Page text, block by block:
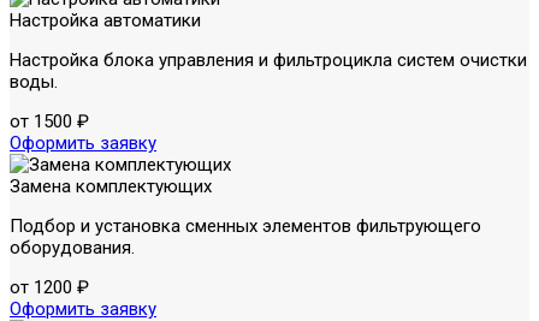
Настройка автоматики
Настройка блока управления и фильтроцикла систем очистки
воды.
от 1500 ₽
Оформить заявку
Замена комплектующих
Подбор и установка сменных элементов фильтрующего
оборудования.
от 1200 ₽
Оформить заявку